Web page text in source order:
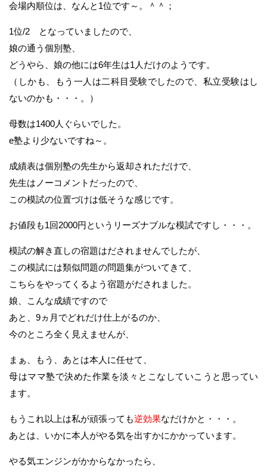
会場内順位は、なんと1位です～。＾＾；
1位/2 となっていましたので、
娘の通う個別塾、
どうやら、娘の他には6年生は1人だけのようです。
（しかも、もう一人は二科目受験でしたので、私立受験はし
ないのかも・・・。）
母数は1400人ぐらいでした。
e塾より少ないですね～。
成績表は個別塾の先生から返却されただけで、
先生はノーコメントだったので、
この模試の位置づけは低そうな感じです。
お値段も1回2000円というリーズナブルな模試ですし・・・。
模試の解き直しの宿題はだされませんでしたが、
この模試には類似問題の問題集がついてきて、
こちらをやってくるよう宿題がだされました。
娘、こんな成績ですので
あと、9ヵ月でどれだけ仕上がるのか、
今のところ全く見えませんが、
まぁ、もう、あとは本人に任せて、
母はママ塾で決めた作業を淡々とこなしていこうと思ってい
ます。
もうこれ以上は私が頑張っても逆効果なだけかと・・・。
あとは、いかに本人がやる気を出すかにかかっています。
やる気エンジンがかからなかったら、